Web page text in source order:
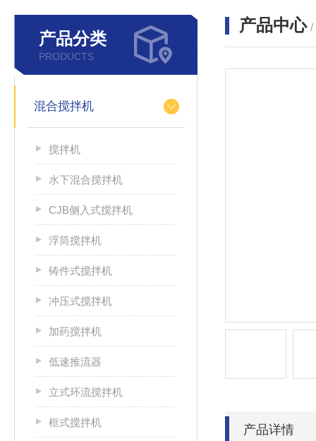
产品分类
PRODUCTS
混合搅拌机
搅拌机
水下混合搅拌机
CJB侧入式搅拌机
浮筒搅拌机
铸件式搅拌机
冲压式搅拌机
加药搅拌机
低速推流器
立式环流搅拌机
框式搅拌机
产品中心 /
产品详情